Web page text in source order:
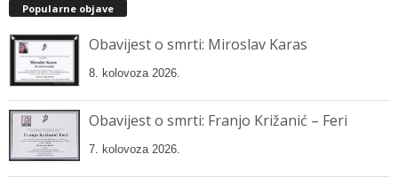
Popularne objave
Obavijest o smrti: Miroslav Karas
8. kolovoza 2026.
Obavijest o smrti: Franjo Križanić – Feri
7. kolovoza 2026.